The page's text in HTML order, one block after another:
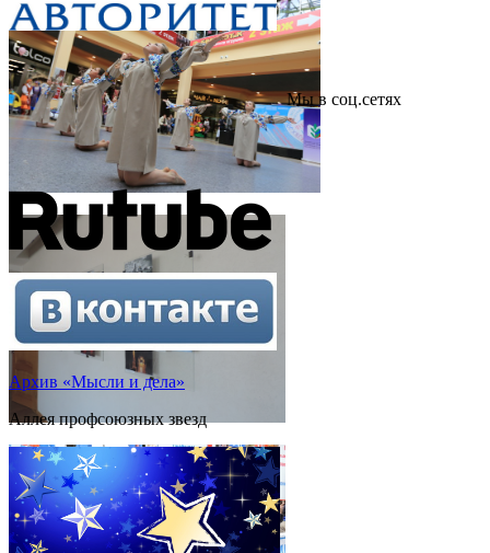
Мы в соц.сетях
Архив «Мысли и дела»
Аллея профсоюзных звезд